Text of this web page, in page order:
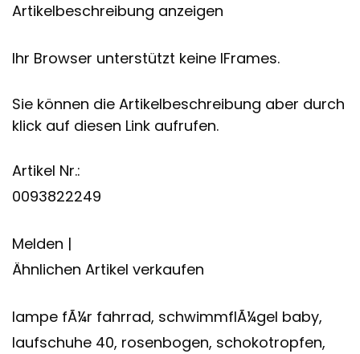
Artikelbeschreibung anzeigen
Ihr Browser unterstützt keine IFrames.
Sie können die Artikelbeschreibung aber durch
klick auf diesen Link aufrufen.
Artikel Nr.:
0093822249
Melden |
Ähnlichen Artikel verkaufen
lampe fÃ¼r fahrrad, schwimmflÃ¼gel baby,
laufschuhe 40, rosenbogen, schokotropfen,